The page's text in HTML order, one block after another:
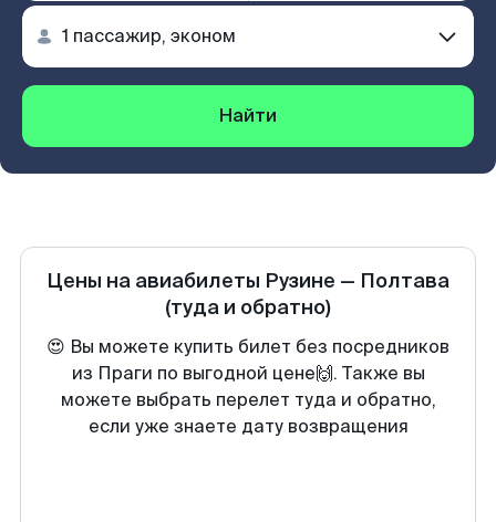
Найти
Цены на авиабилеты Рузине — Полтава
(туда и обратно)
😍 Вы можете купить билет без посредников
из Праги по выгодной цене🙌. Также вы
можете выбрать перелет туда и обратно,
если уже знаете дату возвращения